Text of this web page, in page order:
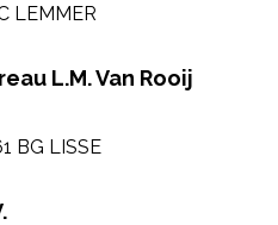
LEMMER
L.M. Van Rooij
BG LISSE